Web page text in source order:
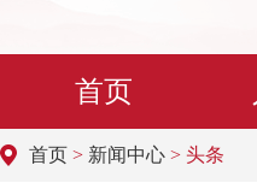
首页
首页 > 新闻中心 > 头条